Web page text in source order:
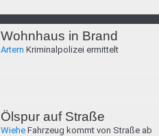
Wohnhaus in Brand
Artern Kriminalpolizei ermittelt
Ölspur auf Straße
Wiehe Fahrzeug kommt von Straße ab